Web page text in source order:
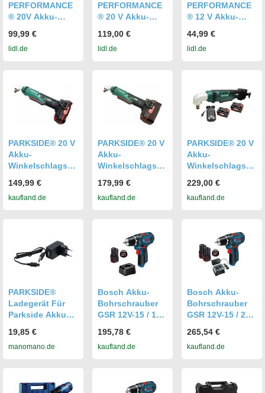
PERFORMANCE
® 20V Akku-
uber »PPSBSA
20-Li C3 «, ohne
99,99 €
lidl.de
PERFORMANCE
® 20 V Akku-
uber Set
»PSBSAP 20-Li
119,00 €
lidl.de
PERFORMANCE
® 12 V Akku-
uber »PSBSAP
12 A1«, ohne
44,99 €
lidl.de
PARKSIDE® 20 V
Akku-
Winkelschlagsch
Li / inkl. Akku
(2Ah) und
149,99 €
kaufland.de
PARKSIDE® 20 V
Akku-
Winkelschlagsch
Li / inkl. Akku
(4Ah) und
179,99 €
kaufland.de
PARKSIDE® 20 V
Akku-
Winkelschlagsch
Li / inkl. 2 Akkus
(4Ah) und
229,00 €
kaufland.de
PARKSIDE®
Ladegerät Für
Parkside Akku
Pssa 4 B2 Lidl
Ian353304 Bit-set
19,85 €
manomano.de
Bosch Akku-
Bohrschrauber
GSR 12V-15 / 1x
Ladegerät
195,78 €
kaufland.de
Bosch Akku-
Bohrschrauber
GSR 12V-15 / 2x
Ladegerät
265,54 €
kaufland.de